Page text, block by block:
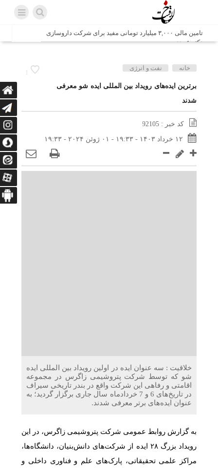
تامین مالی ۳,۰۰۰ میلیارد تومانی مفید برای شرکت داروسازی
دکتر عبیدی
شش وزیر کابینه پاکستان با حضور در سفارت ایران در اسلام
اتابک: ظرفیت های جدید همکاری‌های تجاری ایران و پاکستان با
محوریت بخش خصوصی فعال می‌شود
در مسیر جا‌مانده‌ها، دل‌ها به کربلا رسیده است
وزیر صمت خواستار پیگیری کانتینرهای ایرانی در بندر کراچی
شد / تجارت ۱۰ میلیارد دلاری ایران و پاکستان
1
خانه نفت و انرژی
برترین ایده‌های رویداد بین المللی ایده شو معرفی
شدند
کد خبر : 92105
۱۲ خرداد ۱۴۰۳ - ۱۹:۳۳ - ۰۱ ژوئن ۲۰۲۴ - ۱۹:۳۳
خلاقیت : سه عنوان ایده در اولین رویداد بین المللی ایده
شو که توسط شرکت پتروشیمی زاگرس در مجموعه
اقامتی و رفاهی این شرکت واقع در بندر تاریخی سیراف
در تاریخ‌های 6 و 7 خردادماه سال جاری برگزار گردید؛ به
عنوان ایده‌های برتر معرفی شدند.
به گزارش روابط عمومی شرکت پتروشیمی زاگرس، در این
رویداد بزرگ ۲۸ ایده از شرکت‌های دانش‌بنیان، دانشگاه‌ها،
مراکز علمی تحقیقاتی، پارک‌های علم و فناوری داخلی و